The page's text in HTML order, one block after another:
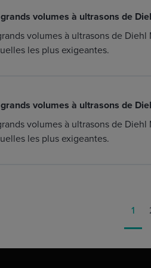
volumes à ultrasons de
volumes à ultrasons de
les plus exigeantes.
volumes à ultrasons de
volumes à ultrasons de
les plus exigeantes.
1